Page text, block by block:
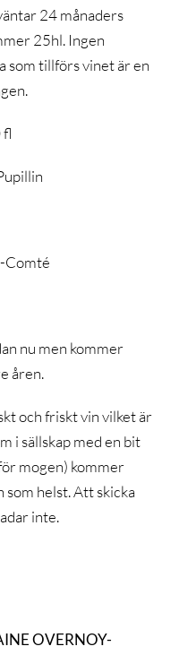
24 månaders
25hl. Ingen
som tillförs vinet är en
fl
Comté
nu men kommer
åren.
och friskt vin vilket är
i sällskap med en bit
mogen) kommer
som helst. Att skicka
inte.
OVERNOY-